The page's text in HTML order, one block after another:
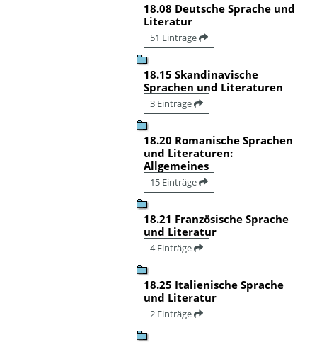
18.08 Deutsche Sprache und
Literatur
51 Einträge
18.15 Skandinavische
Sprachen und Literaturen
3 Einträge
18.20 Romanische Sprachen
und Literaturen:
Allgemeines
15 Einträge
18.21 Französische Sprache
und Literatur
4 Einträge
18.25 Italienische Sprache
und Literatur
2 Einträge